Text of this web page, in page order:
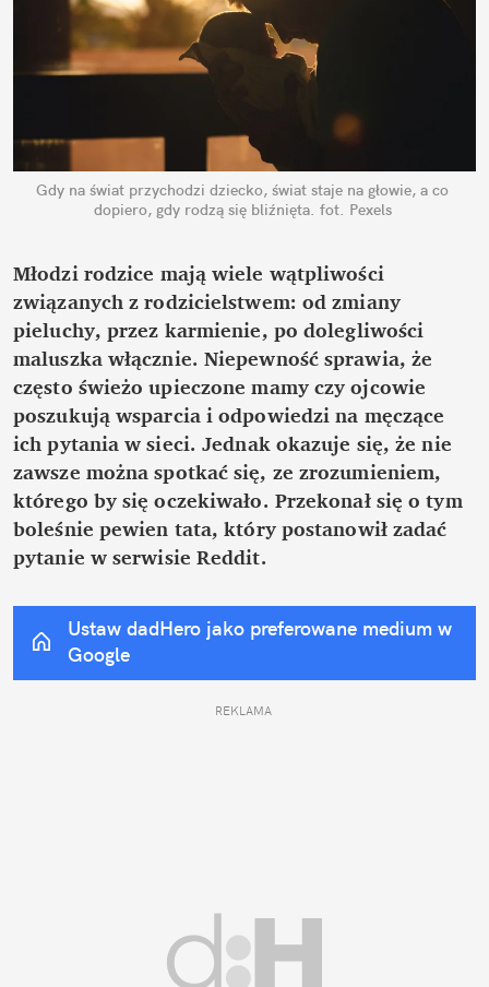
Gdy na świat przychodzi dziecko, świat staje na głowie, a co
dopiero, gdy rodzą się bliźnięta. fot. Pexels
Młodzi rodzice mają wiele wątpliwości
związanych z rodzicielstwem: od zmiany
pieluchy, przez karmienie, po dolegliwości
maluszka włącznie. Niepewność sprawia, że
często świeżo upieczone mamy czy ojcowie
poszukują wsparcia i odpowiedzi na męczące
ich pytania w sieci. Jednak okazuje się, że nie
zawsze można spotkać się, ze zrozumieniem,
którego by się oczekiwało. Przekonał się o tym
boleśnie pewien tata, który postanowił zadać
pytanie w serwisie Reddit.
Ustaw dadHero jako preferowane medium w
Google
REKLAMA